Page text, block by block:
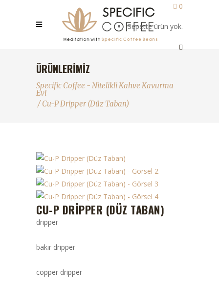
0
Sepette ürün yok.
ÜRÜNLERIMIZ
Specific Coffee - Nitelikli Kahve Kavurma
Evi
/Cu-P Dripper (Düz Taban)
CU-P DRIPPER (DÜZ TABAN)
dripper
bakır dripper
copper dripper